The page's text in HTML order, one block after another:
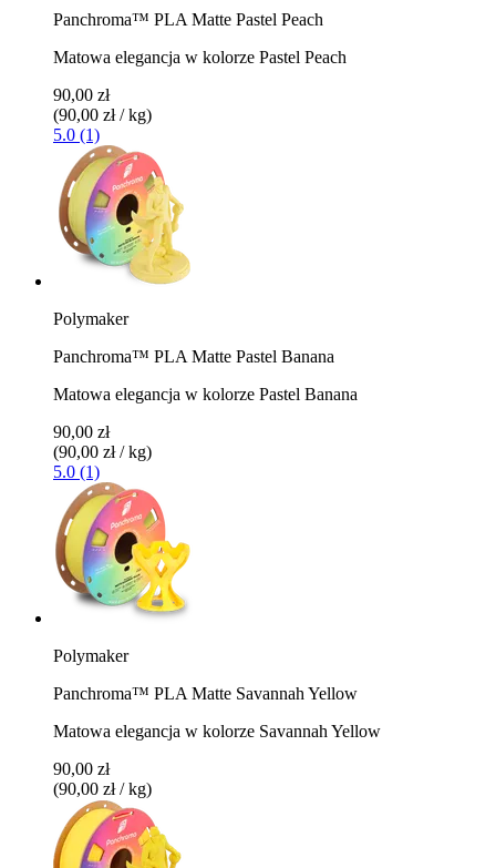
Panchroma™ PLA Matte Pastel Peach
Matowa elegancja w kolorze Pastel Peach
90,00 zł
(90,00 zł / kg)
5.0 (1)
Polymaker
Panchroma™ PLA Matte Pastel Banana
Matowa elegancja w kolorze Pastel Banana
90,00 zł
(90,00 zł / kg)
5.0 (1)
Polymaker
Panchroma™ PLA Matte Savannah Yellow
Matowa elegancja w kolorze Savannah Yellow
90,00 zł
(90,00 zł / kg)